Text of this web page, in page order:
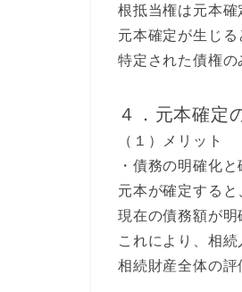
根抵当権は元本確
元本確定が生じる
特定された債権の
４．元本確定
（１）メリット
・債務の明確化と
元本が確定すると
現在の債務額が明
これにより、相続
相続財産全体の評